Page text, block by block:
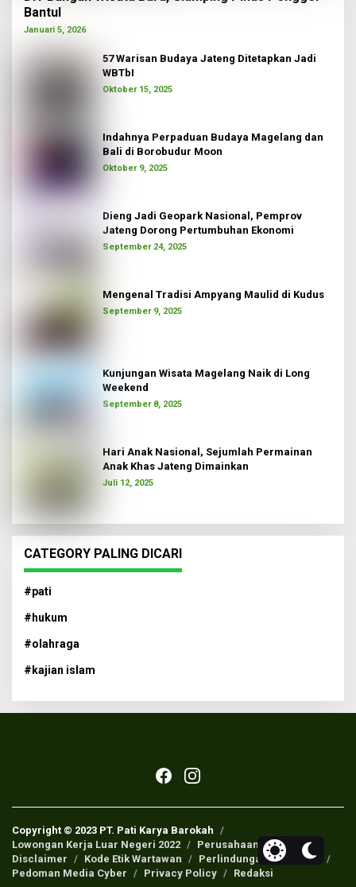
Bantul
Januari 5, 2026
57 Warisan Budaya Jateng Ditetapkan Jadi
WBTbI
Oktober 15, 2025
Indahnya Perpaduan Budaya Magelang dan
Bali di Borobudur Moon
Oktober 9, 2025
Dieng Jadi Geopark Nasional, Pemprov
Jateng Dorong Pertumbuhan Ekonomi
September 24, 2025
Mengenal Tradisi Ampyang Maulid di Kudus
September 9, 2025
Kunjungan Wisata Magelang Naik di Long
Weekend
September 8, 2025
Hari Anak Nasional, Sejumlah Permainan
Anak Khas Jateng Dimainkan
Juli 12, 2025
CATEGORY PALING DICARI
#pati
#hukum
#olahraga
#kajian islam
Copyright © 2023 PT. Pati Karya Barokah
Lowongan Kerja Luar Negeri 2022
Perusahaan Pers
Disclaimer
Kode Etik Wartawan
Perlindungan Wartawan
Pedoman Media Cyber
Privacy Policy Redaksi